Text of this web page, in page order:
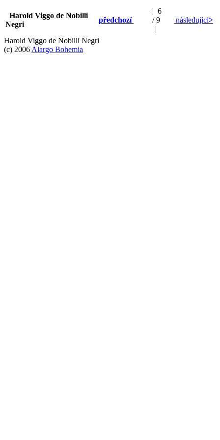
Harold Viggo de Nobilli
Negri
předchozí
| 6
/ 9
|
následující>
Harold Viggo de Nobilli Negri
(c) 2006 Alargo Bohemia